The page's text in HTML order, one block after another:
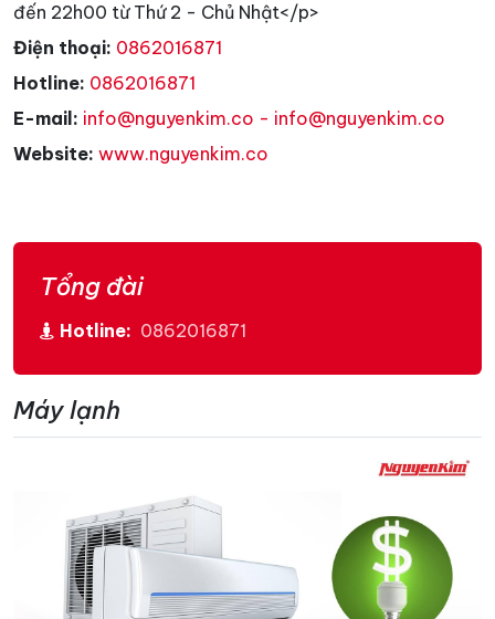
đến 22h00 từ Thứ 2 - Chủ Nhật</p>
Điện thoại: 0862016871
Hotline: 0862016871
E-mail: info@nguyenkim.co - info@nguyenkim.co
Website: www.nguyenkim.co
Tổng đài
Hotline: 0862016871
Máy lạnh